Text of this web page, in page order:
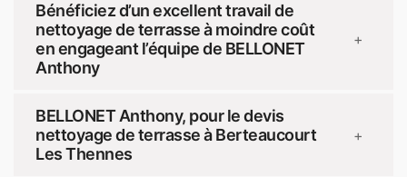
Bénéficiez d’un excellent travail de
nettoyage de terrasse à moindre coût
en engageant l’équipe de BELLONET
Anthony
+
BELLONET Anthony, pour le devis
nettoyage de terrasse à Berteaucourt
Les Thennes
+